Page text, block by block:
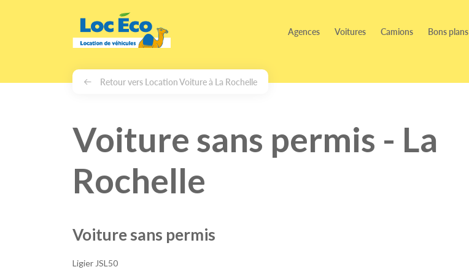
Agences Voitures Camions Bons plans
Retour vers Location Voiture à La Rochelle
Voiture sans permis - La
Rochelle
Voiture sans permis
Ligier JSL50